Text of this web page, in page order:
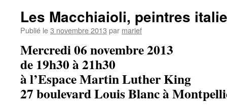
Les Macchiaioli, peintres
Publié le3 novembre 2013 par marief
Mercredi 06 novembre 2013
de 19h30 à 21h30
à l’Espace Martin Luther King
27 boulevard Louis Blanc à